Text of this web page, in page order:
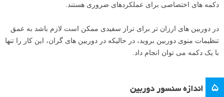
دکمه های اختصاصی برای عملکردهای ضروری هستند.
در دوربین های ارزان تر برای تراز سفیدی ممکن است لازم باشد به عمق
تنظیمات منوی دوربین بروید، در حالیکه در دوربین های گران، این کار را تنها
با یک دکمه می توان انجام داد.
۵ اندازه سنسور دوربین